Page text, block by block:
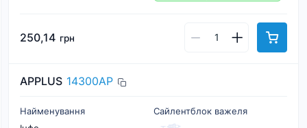
250,14 грн
APPLUS 14300AP
Найменування
Сайлентблок важеля